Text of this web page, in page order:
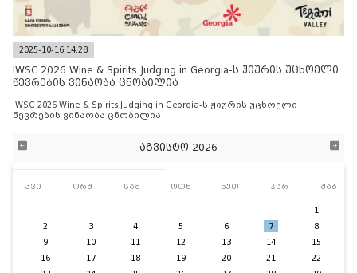
2025-10-16 14:28
IWSC 2026 Wine & Spirits Judging in Georgia-ს ჟიურის უცხოელი
წევრების ვინაობა ცნობილია
IWSC 2026 Wine & Spirits Judging in Georgia-ს ჟიურის უცხოელი
წევრების ვინაობა ცნობილია
აგვისტო 2026
კვი ორშ სამ ოთხ ხუთ პარ შაბ
1
2
3 4 5 6 7
8
9
10 11 12 13 14
15
16
17 18 19 20 21
22